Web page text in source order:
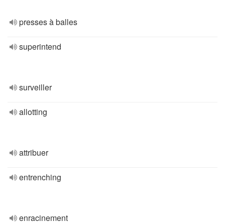
presses à balles
superintend
surveiller
allotting
attribuer
entrenching
enracinement